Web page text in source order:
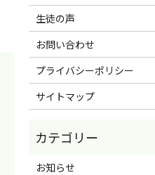
生徒の声
お問い合わせ
プライバシーポリシー
サイトマップ
お知らせ